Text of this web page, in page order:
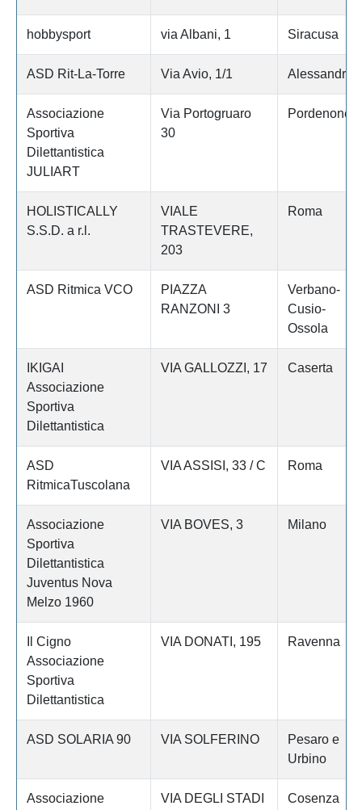
hobbysport via Albani, 1 Siracusa
ASD Rit-La-Torre Via Avio, 1/1 Alessandria
Associazione
Sportiva
Dilettantistica
JULIART
Via Portogruaro
30
Pordenone
HOLISTICALLY
S.S.D. a r.l.
VIALE
TRASTEVERE,
203
Roma
ASD Ritmica VCO
PIAZZA
RANZONI 3
Verbano-
Cusio-
Ossola
IKIGAI
Associazione
Sportiva
Dilettantistica
VIA GALLOZZI, 17 Caserta
ASD
RitmicaTuscolana
VIA ASSISI, 33 / C Roma
Associazione
Sportiva
Dilettantistica
Juventus Nova
Melzo 1960
VIA BOVES, 3 Milano
Il Cigno
Associazione
Sportiva
Dilettantistica
VIA DONATI, 195 Ravenna
ASD SOLARIA 90 VIA SOLFERINO
Pesaro e
Urbino
Associazione
VIA DEGLI STADI
Cosenza